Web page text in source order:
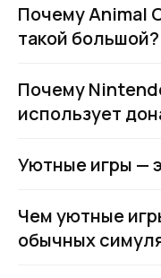
Почему Animal
такой большой?
Почему
использует
Уютные игры —
Чем уютные
обычных